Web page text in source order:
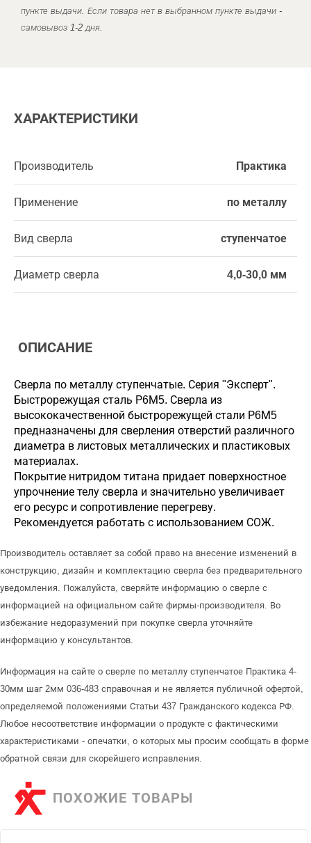
пункте выдачи. Если товара нет в выбранном пункте выдачи -
самовывоз 1-2 дня.
ХАРАКТЕРИСТИКИ
Производитель Практика
Применение по металлу
Вид сверла ступенчатое
Диаметр сверла 4,0-30,0 мм
ОПИСАНИЕ
Сверла по металлу ступенчатые. Серия "Эксперт".
Быстрорежущая сталь Р6М5. Сверла из
высококачественной быстрорежущей стали Р6М5
предназначены для сверления отверстий различного
диаметра в листовых металлических и пластиковых
материалах.
Покрытие нитридом титана придает поверхностное
упрочнение телу сверла и значительно увеличивает
его ресурс и сопротивление перегреву.
Рекомендуется работать с использованием СОЖ.
Производитель оставляет за собой право на внесение изменений в
конструкцию, дизайн и комплектацию сверла без предварительного
уведомления. Пожалуйста, сверяйте информацию о сверле с
информацией на официальном сайте фирмы-производителя. Во
избежание недоразумений при покупке сверла уточняйте
информацию у консультантов.
Информация на сайте о сверле по металлу ступенчатое Практика 4-
30мм шаг 2мм 036-483 справочная и не является публичной офертой,
определяемой положениями Статьи 437 Гражданского кодекса РФ.
Любое несоответствие информации о продукте с фактическими
характеристиками - опечатки, о которых мы просим сообщать в форме
обратной связи для скорейшего исправления.
ПОХОЖИЕ ТОВАРЫ